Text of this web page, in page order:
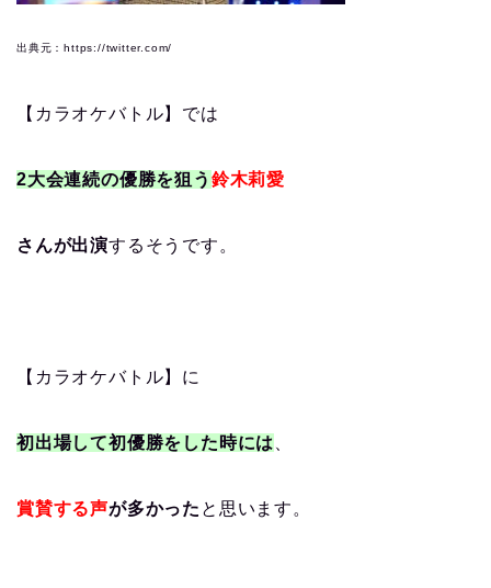
出典元：https://twitter.com/
【カラオケバトル】では
2大会連続の優勝を狙う 鈴木莉愛
さんが出演するそうです。
【カラオケバトル】に
初出場して初優勝をした時には
賞賛する声が多かった と思います。